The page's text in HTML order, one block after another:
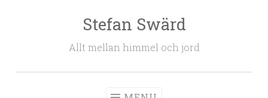
Stefan Swärd
Allt mellan himmel och jord